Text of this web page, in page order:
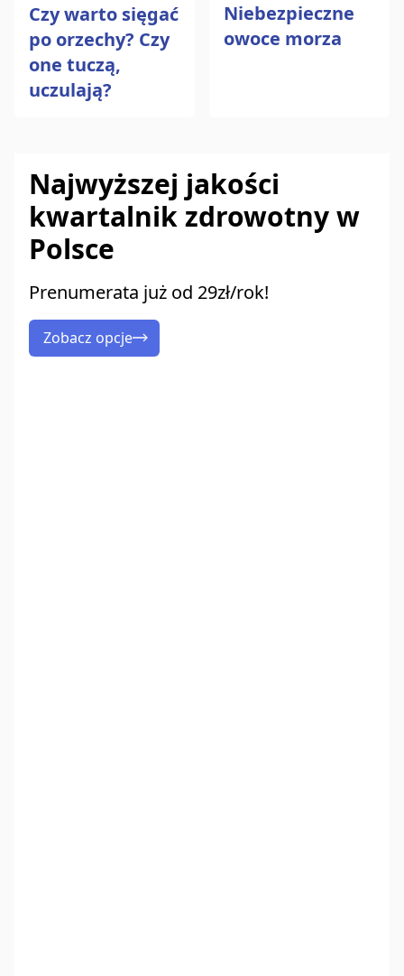
Czy warto sięgać
po orzechy? Czy
one tuczą,
uczulają?
Niebezpieczne
owoce morza
Najwyższej jakości
kwartalnik zdrowotny w
Polsce
Prenumerata już od 29zł/rok!
Zobacz opcje